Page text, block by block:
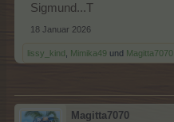
Sigmund...T
18 Januar 2026
lissy_kind Mimika49 und Magitta7070
Magitta7070